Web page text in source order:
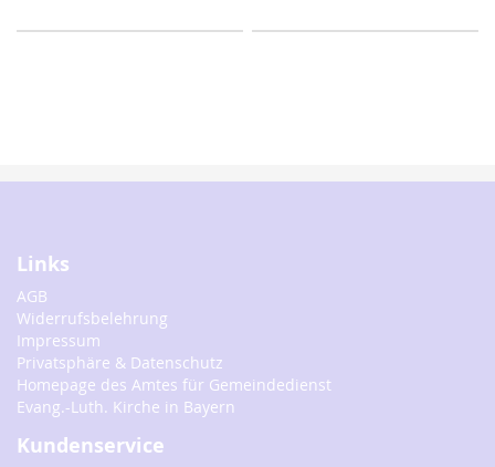
Links
AGB
Widerrufsbelehrung
Impressum
Privatsphäre & Datenschutz
Homepage des Amtes für Gemeindedienst
Evang.-Luth. Kirche in Bayern
Kundenservice